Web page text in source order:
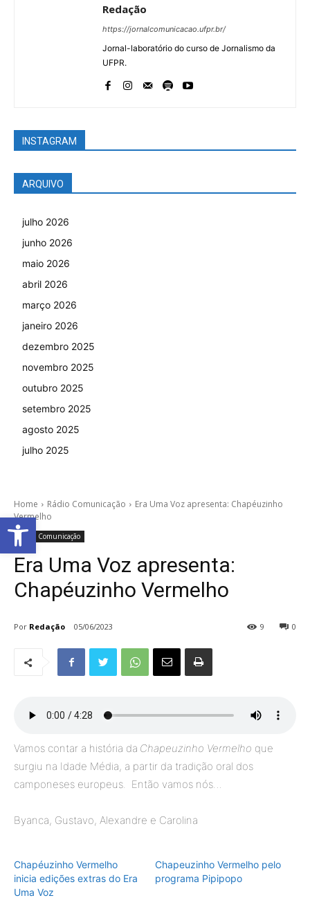
Redação
https://jornalcomunicacao.ufpr.br/
Jornal-laboratório do curso de Jornalismo da
UFPR.
INSTAGRAM
ARQUIVO
julho 2026
junho 2026
maio 2026
abril 2026
março 2026
janeiro 2026
dezembro 2025
novembro 2025
outubro 2025
setembro 2025
agosto 2025
julho 2025